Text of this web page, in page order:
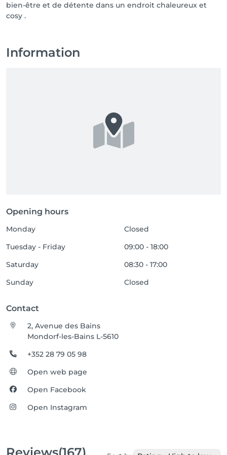
bien-être et de détente dans un endroit chaleureux et
cosy .
Information
Opening hours
Monday
Closed
Tuesday - Friday
09:00 - 18:00
Saturday
08:30 - 17:00
Sunday
Closed
Contact
2, Avenue des Bains
Mondorf-les-Bains L-5610
+352 28 79 05 98
Open web page
Open Facebook
Open Instagram
Reviews(167)